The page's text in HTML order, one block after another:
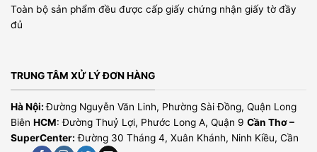
Toàn bộ sản phẩm đều được cấp giấy chứng nhận giấy tờ đầy
đủ
TRUNG TÂM XỬ LÝ ĐƠN HÀNG
Hà Nội:Đường Nguyễn Văn Linh, Phường Sài Đồng, Quận Long
Biên HCM: Đường Thuỷ Lợi, Phước Long A, Quận 9 Cần Thơ –
SuperCenter: Đường 30 Tháng 4, Xuân Khánh, Ninh Kiều, Cần